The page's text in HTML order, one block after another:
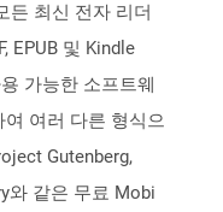
든 최신 전자 리더
EPUB 및 Kindle
가능한 소프트웨
여러 다른 형식으
Gutenberg,
와 같은 무료 Mobi